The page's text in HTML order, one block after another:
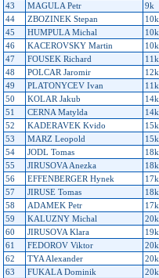
43
MAGULA Petr 9k
44
ZBOZINEK Stepan 10k
45
HUMPULA Michal 10k
46
KACEROVSKY Martin 10k
47
FOUSEK Richard 11k
48
POLCAR Jaromir 12k
49
PLATONYCEV Ivan 11k
50
KOLAR Jakub 14k
51
CERNA Matylda 14k
52
KADERAVEK Kvido 15k
53
MARZ Leopold 15k
54
JODL Tomas 18k
55
JIRUSOVA Anezka 18k
56
EFFENBERGER Hynek 17k
57
JIRUSE Tomas 18k
58
ADAMEK Petr 17k
59
KALUZNY Michal 20k
60
JIRUSOVA Klara 19k
61
FEDOROV Viktor 20k
62
TYA Alexander 20k
63
FUKALA Dominik 20k